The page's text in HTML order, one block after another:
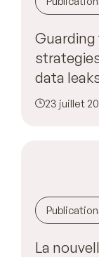
Guarding
data
23 juillet
La